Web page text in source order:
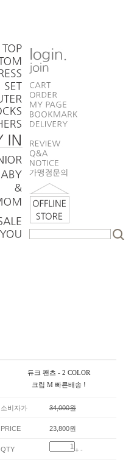
듀크 팬츠 - 2 COLOR
크림 M 빠른배송 !
소비자가 34,000원
PRICE 23,800원
QTY + -